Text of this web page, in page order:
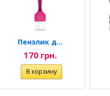
Пензлик для фарбування...
170 грн.